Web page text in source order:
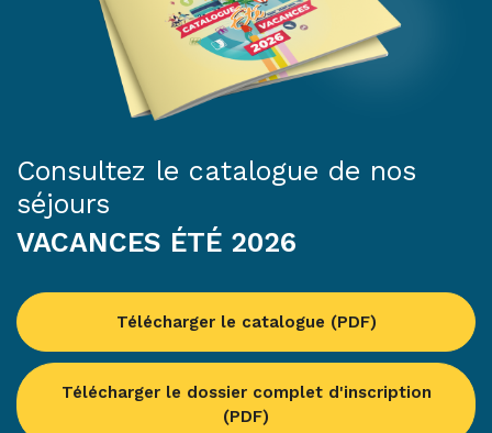
Consultez le catalogue de nos
séjours
VACANCES ÉTÉ 2026
Télécharger le catalogue (PDF)
Télécharger le dossier complet d'inscription
(PDF)